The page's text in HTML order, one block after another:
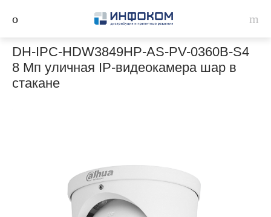
DH-IPC-HDW3849HP-AS-PV-0360B-S4
8 Мп уличная IP-видеокамера шар в
стакане